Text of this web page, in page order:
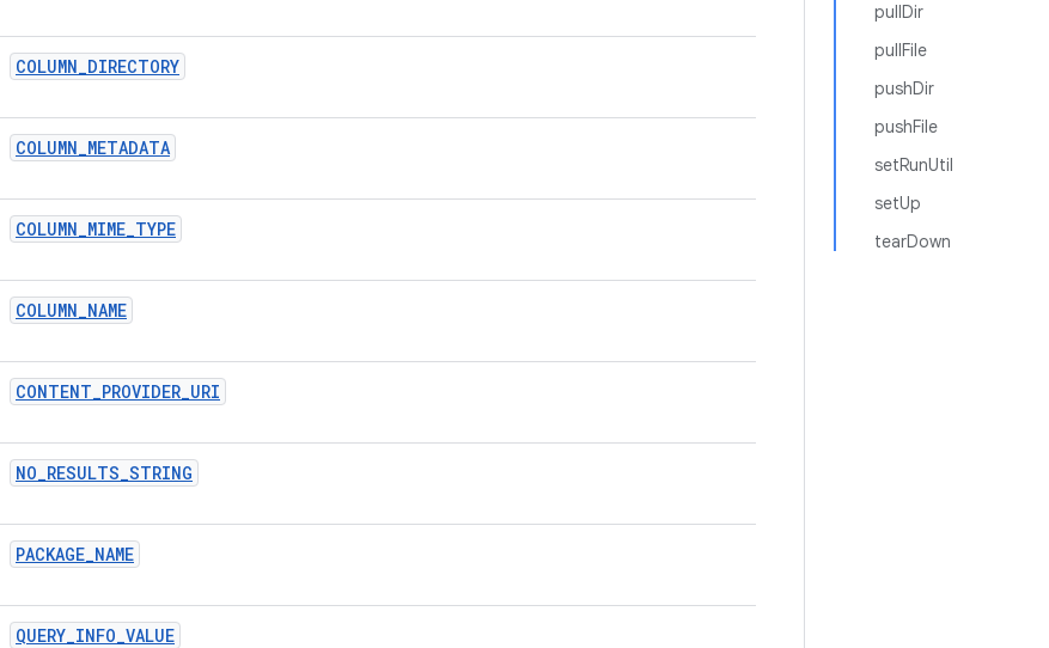
pullDir
pullFile
pushDir
pushFile
setRunUtil
setUp
tearDown
COLUMN_DIRECTORY
COLUMN_METADATA
COLUMN_MIME_TYPE
COLUMN_NAME
CONTENT_PROVIDER_URI
NO_RESULTS_STRING
PACKAGE_NAME
QUERY_INFO_VALUE